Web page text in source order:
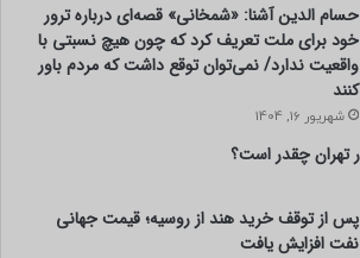
حسام الدین آشنا: «شمخانی» قصه‌ای درباره ترور
خود برای ملت تعریف کرد که چون هیچ نسبتی با
واقعیت ندارد/ نمی‌توان توقع داشت که مردم باور
کنند
شهریور 16, 1404
پس از توقف خرید هند از روسیه؛ قیمت جهانی
نفت افزایش یافت